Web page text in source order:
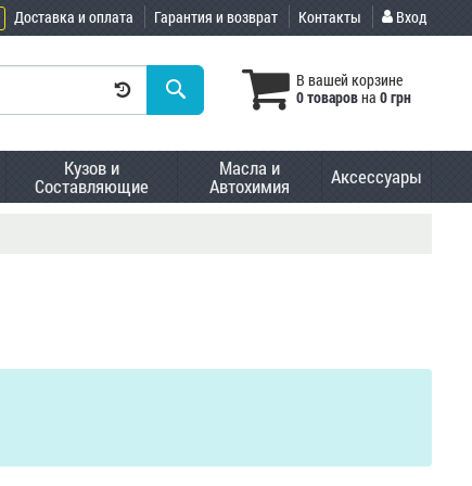
Доставка и оплата Гарантия и возврат Контакты Вход
В вашей корзине
0 товаровна 0 грн
Кузов и
Составляющие
Масла и
Автохимия Аксессуары